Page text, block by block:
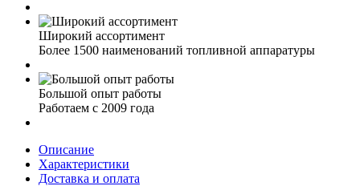
Широкий ассортимент
Более 1500 наименований топливной аппаратуры
Большой опыт работы
Работаем с 2009 года
Описание
Характеристики
Доставка и оплата